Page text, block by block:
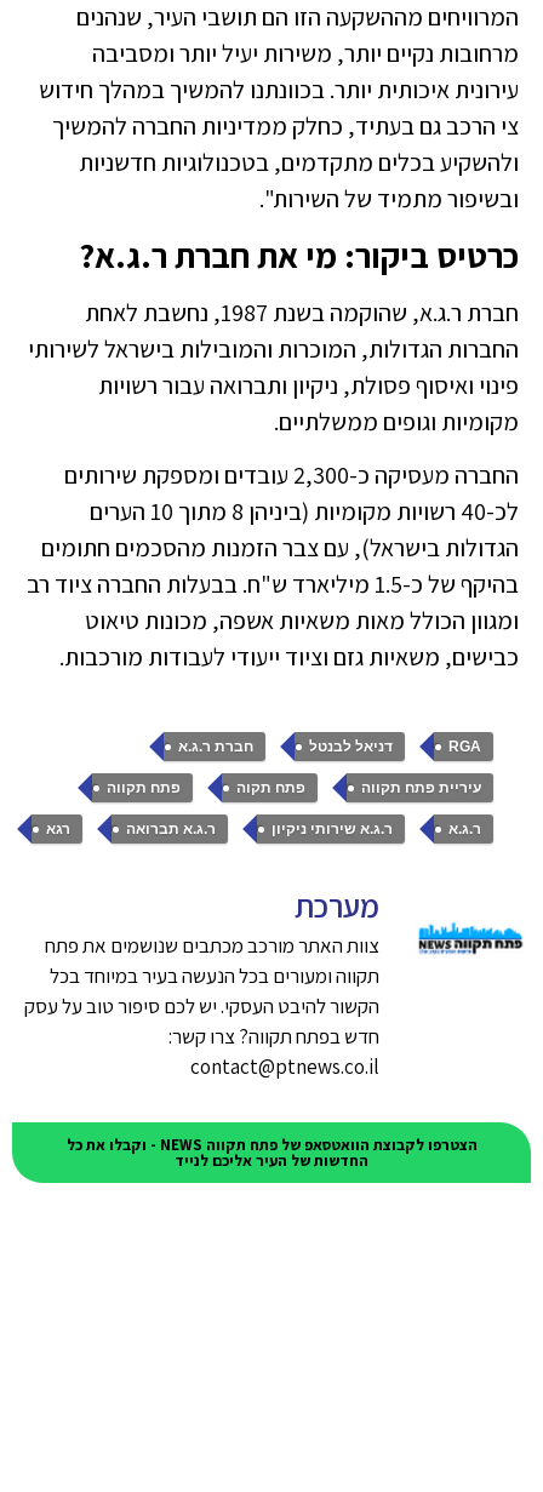
המרוויחים מההשקעה הזו הם תושבי העיר, שנהנים
מרחובות נקיים יותר, משירות יעיל יותר ומסביבה
עירונית איכותית יותר. בכוונתנו להמשיך במהלך חידוש
צי הרכב גם בעתיד, כחלק ממדיניות החברה להמשיך
ולהשקיע בכלים מתקדמים, בטכנולוגיות חדשניות
ובשיפור מתמיד של השירות".
כרטיס ביקור: מי את חברת ר.ג.א?
חברת ר.ג.א, שהוקמה בשנת 1987, נחשבת לאחת
החברות הגדולות, המוכרות והמובילות בישראל לשירותי
פינוי ואיסוף פסולת, ניקיון ותברואה עבור רשויות
מקומיות וגופים ממשלתיים.
החברה מעסיקה כ-2,300 עובדים ומספקת שירותים
לכ-40 רשויות מקומיות (ביניהן 8 מתוך 10 הערים
הגדולות בישראל), עם צבר הזמנות מהסכמים חתומים
בהיקף של כ-1.5 מיליארד ש"ח. בבעלות החברה ציוד רב
ומגוון הכולל מאות משאיות אשפה, מכונות טיאוט
כבישים, משאיות גזם וציוד ייעודי לעבודות מורכבות.
RGA
, דניאל לבנטל , חברת ר.ג.א ,
עיריית פתח תקווה , פתח תקוה , פתח תקווה ,
ר.ג.א , ר.ג.א שירותי ניקיון , ר.ג.א תברואה , רגא
מערכת
צוות האתר מורכב מכתבים שנושמים את פתח
תקווה ומעורים בכל הנעשה בעיר במיוחד בכל
הקשור להיבט העסקי. יש לכם סיפור טוב על עסק
חדש בפתח תקווה? צרו קשר:
contact@ptnews.co.il
הצטרפו לקבוצת הוואטסאפ של פתח תקווה NEWS - וקבלו את כל
החדשות של העיר אליכם לנייד